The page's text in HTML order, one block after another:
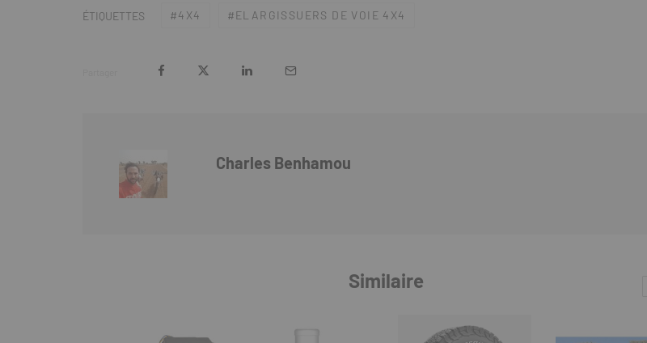
ÉTIQUETTES 4X4 ELARGISSUERS DE VOIE 4X4
Charles Benhamou
Similaire